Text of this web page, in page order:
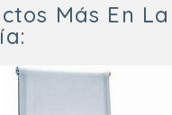
Más En